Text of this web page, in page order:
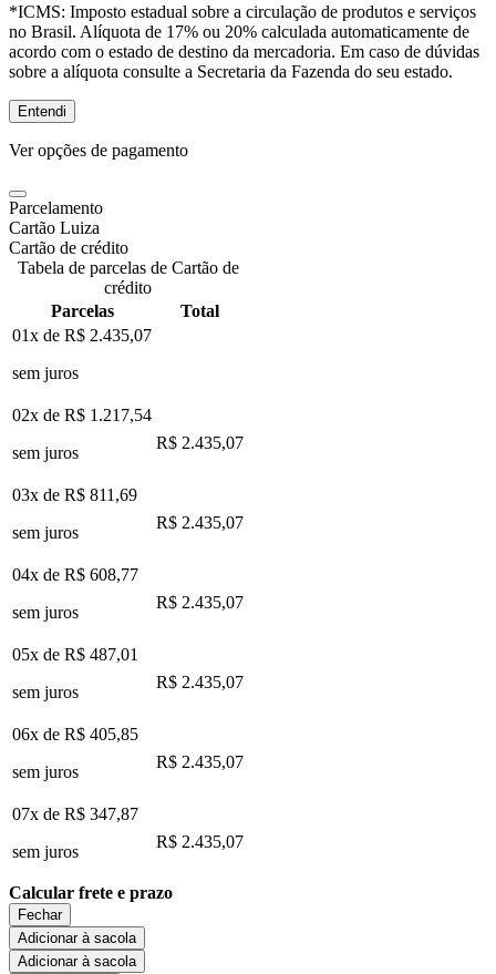
*ICMS: Imposto estadual sobre a circulação de produtos e serviços
no Brasil. Alíquota de 17% ou 20% calculada automaticamente de
acordo com o estado de destino da mercadoria. Em caso de dúvidas
sobre a alíquota consulte a Secretaria da Fazenda do seu estado.
Entendi
Ver opções de pagamento
Parcelamento
Cartão Luiza
Cartão de crédito
Tabela de parcelas de Cartão de
crédito
Parcelas
Total
01x de R$ 2.435,07
sem juros
02x de R$ 1.217,54
sem juros
R$ 2.435,07
03x de R$ 811,69
sem juros
R$ 2.435,07
04x de R$ 608,77
sem juros
R$ 2.435,07
05x de R$ 487,01
sem juros
R$ 2.435,07
06x de R$ 405,85
sem juros
R$ 2.435,07
07x de R$ 347,87
sem juros
R$ 2.435,07
Calcular frete e prazo
Fechar
Adicionar à sacola
Adicionar à sacola